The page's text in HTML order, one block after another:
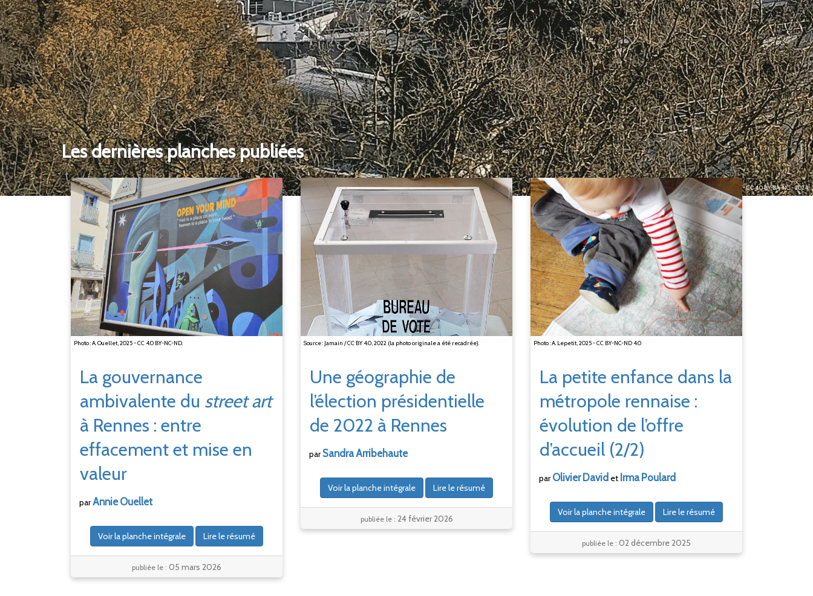
Image : Arnaud Lepetit - CC 4.0 BY-SA-NC - 2024.
Les dernières planches publiées
Photo : A. Ouellet, 2025 - CC 4.0 BY-NC-ND.
La gouvernance
ambivalente du street art
à Rennes : entre
effacement et mise en
valeur
parAnnie Ouellet
Voir la planche intégrale Lire le résumé
publiée le : 05 mars 2026
Source : Jamain / CC BY 4.0, 2022 (la photo originale a été recadrée).
Une géographie de
l’élection présidentielle
de 2022 à Rennes
parSandraArribehaute
Voir la planche intégrale Lire le résumé
publiée le : 24 février 2026
Photo : A. Lepetit, 2025 - CC BY-NC-ND 4.0
La petite enfance dans la
métropole rennaise :
évolution de l’offre
d’accueil (2/2)
parOlivier David et Irma Poulard
Voir la planche intégrale Lire le résumé
publiée le : 02 décembre 2025